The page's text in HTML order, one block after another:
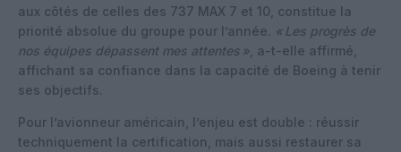
aux côtés de celles des 737 MAX 7 et 10, constitue la
priorité absolue du groupe pour l’année. « Les progrès de
nos équipes dépassent mes attentes » , a-t-elle affirmé,
affichant sa confiance dans la capacité de Boeing à tenir
ses objectifs.
Pour l’avionneur américain, l’enjeu est double : réussir
techniquement la certification, mais aussi restaurer sa